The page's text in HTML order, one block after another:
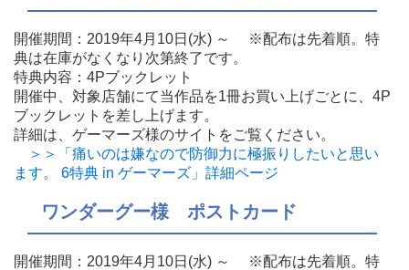
開催期間：2019年4月10日(水) ～ ※配布は先着順。特
典は在庫がなくなり次第終了です。
特典内容：4Pブックレット
開催中、対象店舗にて当作品を1冊お買い上げごとに、4P
ブックレットを差し上げます。
詳細は、ゲーマーズ様のサイトをご覧ください。
＞＞「痛いのは嫌なので防御力に極振りしたいと思い
ます。 6特典 in ゲーマーズ」詳細ページ
ワンダーグー様 ポストカード
開催期間：2019年4月10日(水) ～ ※配布は先着順。特